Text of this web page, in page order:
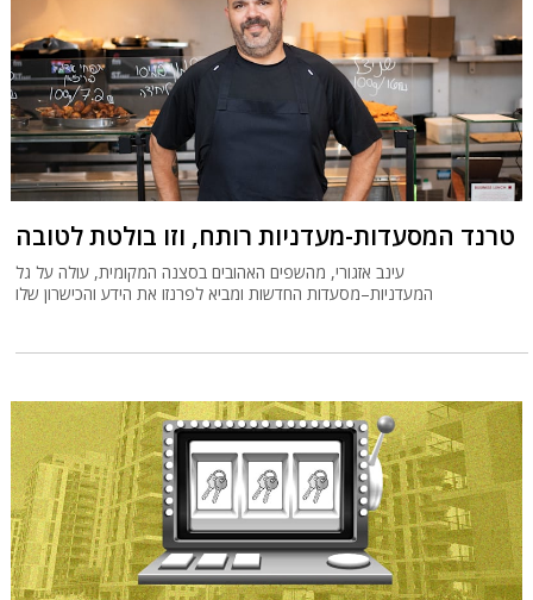
טרנד המסעדות-מעדניות רותח, וזו בולטת לטובה
עינב אזגורי, מהשפים האהובים בסצנה המקומית, עולה על גל
המעדניות–מסעדות החדשות ומביא לפרנזו את הידע והכישרון שלו